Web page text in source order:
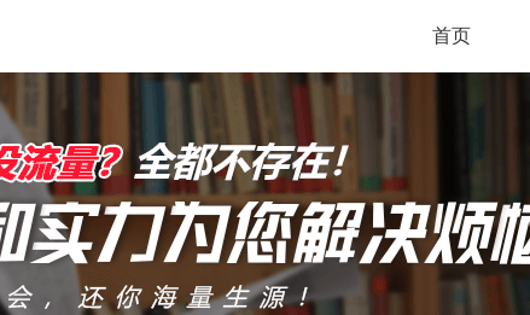
首页